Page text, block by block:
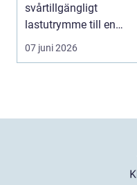
svårtillgängligt
lastutrymme till en
lättjobbad yta. Genom
att dra ut la...
07 juni 2026